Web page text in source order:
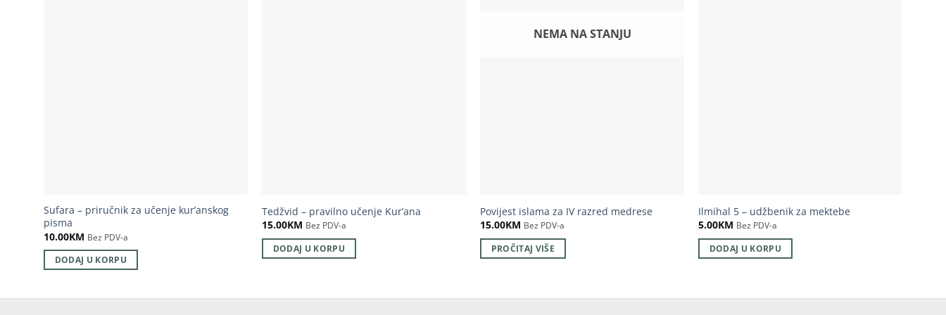
Sufara – priručnik za učenje kur’anskog
pisma
10.00KM Bez PDV-a
DODAJ U KORPU
Tedžvid – pravilno učenje Kur’ana
15.00KM Bez PDV-a
DODAJ U KORPU
NEMA NA STANJU
Povijest islama za IV razred medrese
15.00KM Bez PDV-a
PROČITAJ VIŠE
Ilmihal 5 – udžbenik za mektebe
5.00KM Bez PDV-a
DODAJ U KORPU